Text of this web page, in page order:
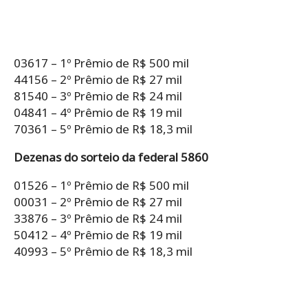
03617 – 1º Prêmio de R$ 500 mil
44156 – 2º Prêmio de R$ 27 mil
81540 – 3º Prêmio de R$ 24 mil
04841 – 4º Prêmio de R$ 19 mil
70361 – 5º Prêmio de R$ 18,3 mil
Dezenas do sorteio da federal 5860
01526 – 1º Prêmio de R$ 500 mil
00031 – 2º Prêmio de R$ 27 mil
33876 – 3º Prêmio de R$ 24 mil
50412 – 4º Prêmio de R$ 19 mil
40993 – 5º Prêmio de R$ 18,3 mil